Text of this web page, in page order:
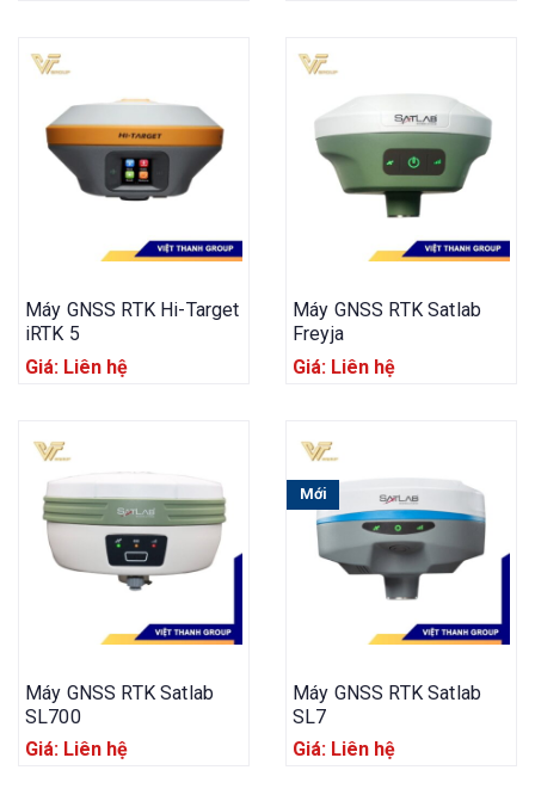
Máy GNSS RTK Hi-Target
iRTK 5
Giá: Liên hệ
Máy GNSS RTK Satlab
Freyja
Giá: Liên hệ
Máy GNSS RTK Satlab
SL700
Giá: Liên hệ
Mới
Máy GNSS RTK Satlab
SL7
Giá: Liên hệ